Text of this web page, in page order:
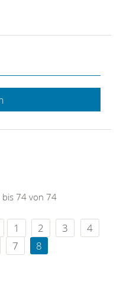
bis 74 von 74
1 2 3
4
7 8